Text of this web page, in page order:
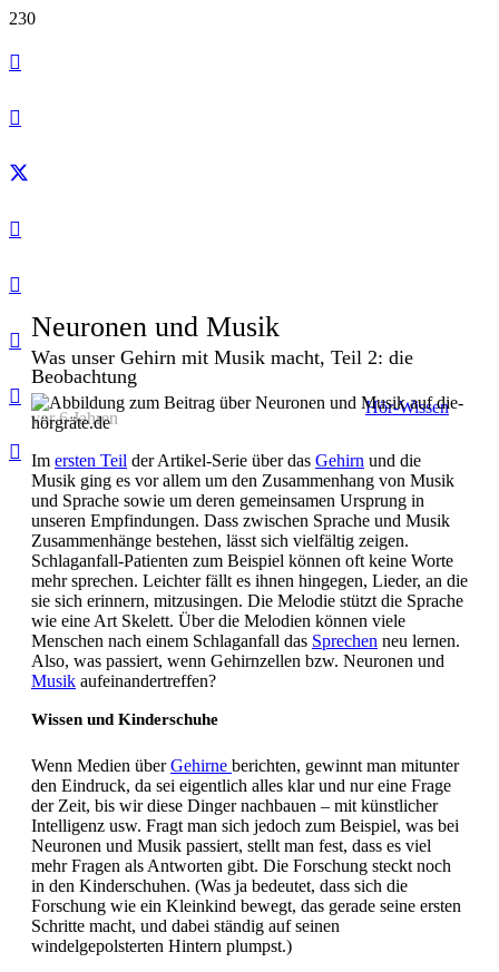
Neuronen und Musik
Was unser Gehirn mit Musik macht, Teil 2: die
Beobachtung
vor 6 Jahren
Hör-Wissen
Im ersten Teil der Artikel-Serie über das Gehirn und die
Musik ging es vor allem um den Zusammenhang von Musik
und Sprache sowie um deren gemeinsamen Ursprung in
unseren Empfindungen. Dass zwischen Sprache und Musik
Zusammenhänge bestehen, lässt sich vielfältig zeigen.
Schlaganfall-Patienten zum Beispiel können oft keine Worte
mehr sprechen. Leichter fällt es ihnen hingegen, Lieder, an die
sie sich erinnern, mitzusingen. Die Melodie stützt die Sprache
wie eine Art Skelett. Über die Melodien können viele
Menschen nach einem Schlaganfall das Sprechen neu lernen.
Also, was passiert, wenn Gehirnzellen bzw. Neuronen und
Musik aufeinandertreffen?
Wissen und Kinderschuhe
Wenn Medien überGehirne berichten, gewinnt man mitunter
den Eindruck, da sei eigentlich alles klar und nur eine Frage
der Zeit, bis wir diese Dinger nachbauen – mit künstlicher
Intelligenz usw. Fragt man sich jedoch zum Beispiel, was bei
Neuronen und Musik passiert, stellt man fest, dass es viel
mehr Fragen als Antworten gibt. Die Forschung steckt noch
in den Kinderschuhen. (Was ja bedeutet, dass sich die
Forschung wie ein Kleinkind bewegt, das gerade seine ersten
Schritte macht, und dabei ständig auf seinen
windelgepolsterten Hintern plumpst.)